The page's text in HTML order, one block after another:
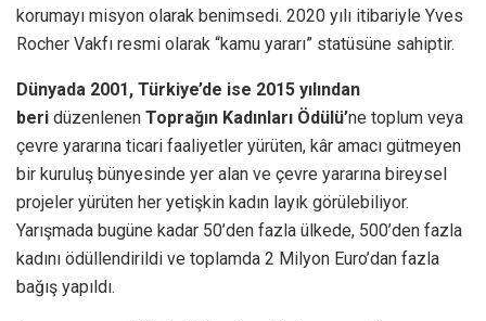
korumayı misyon olarak benimsedi. 2020 yılı itibariyle Yves
Rocher Vakfı resmi olarak “kamu yararı” statüsüne sahiptir.
Dünyada 2001, Türkiye’de ise 2015 yılından
beri düzenlenen Toprağın Kadınları Ödülü’ne toplum veya
çevre yararına ticari faaliyetler yürüten, kâr amacı gütmeyen
bir kuruluş bünyesinde yer alan ve çevre yararına bireysel
projeler yürüten her yetişkin kadın layık görülebiliyor.
Yarışmada bugüne kadar 50’den fazla ülkede, 500’den fazla
kadını ödüllendirildi ve toplamda 2 Milyon Euro’dan fazla
bağış yapıldı.